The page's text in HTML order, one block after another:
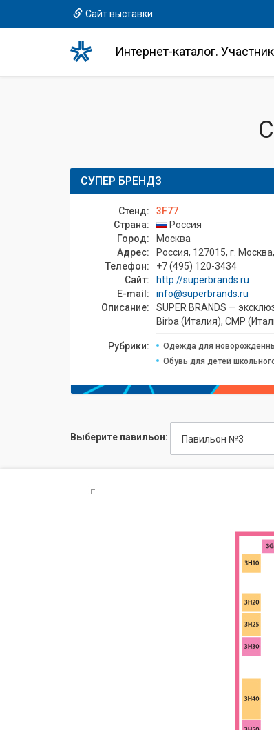
Сайт выставки
Интернет-каталог.
СУПЕР БРЕНДЗ
Стенд:
3F77
Страна:
Россия
Город:
Москва
Адрес:
Россия, 127015, г.
Телефон:
+7 (495) 120-3434
Сайт:
http://superbrands.ru
E-mail:
info@superbrands.ru
Описание:
SUPER BRANDS —
Birba (Италия), CMP
Рубрики: Одежда для
Обувь для детей
Выберите павильон: Павильон №3